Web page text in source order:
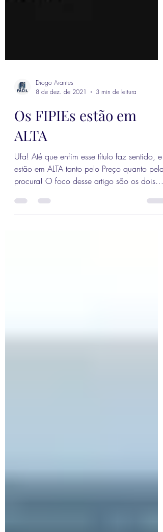
8 de dez. de 2021
3 min de leitura
Os FIPIEs estão em
ALTA
Ufa! Até que enfim esse título faz sentido, e
procura! O foco desse artigo são os dois
fundos...